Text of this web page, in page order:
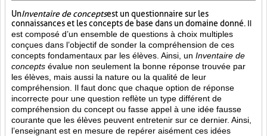
UnInventaire de conceptsest un questionnaire sur les
connaissances et les concepts de base dans un domaine donné. Il
est composé d’un ensemble de questions à choix multiples
conçues dans l’objectif de sonder la compréhension de ces
concepts fondamentaux par les élèves. Ainsi, un Inventaire de
concepts évalue non seulement la bonne réponse trouvée par
les élèves, mais aussi la nature ou la qualité de leur
compréhension. Il faut donc que chaque option de réponse
incorrecte pour une question reflète un type différent de
compréhension du concept ou fasse appel à une idée fausse
courante que les élèves peuvent entretenir sur ce dernier. Ainsi,
l’enseignant est en mesure de repérer aisément ces idées